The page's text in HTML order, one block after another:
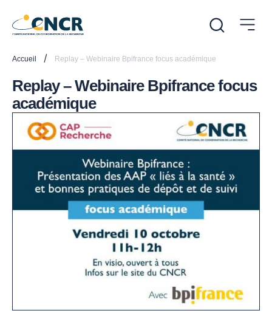
Accueil / Replay – Webinaire Bpifrance focus académique
Replay – Webinaire Bpifrance focus
académique